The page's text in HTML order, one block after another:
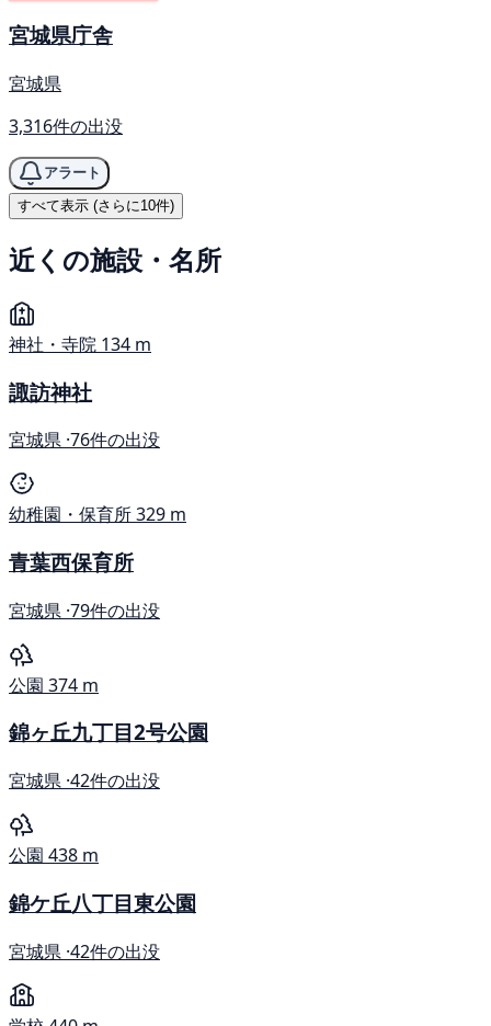
宮城県庁舎
宮城県
3,316件の出没
アラート
すべて表示 (さらに10件)
近くの施設・名所
神社・寺院 134 m
諏訪神社
宮城県 ·76件の出没
幼稚園・保育所329 m
青葉西保育所
宮城県 ·79件の出没
公園 374 m
錦ヶ丘九丁目2号公園
宮城県 ·42件の出没
公園 438 m
錦ケ丘八丁目東公園
宮城県 ·42件の出没